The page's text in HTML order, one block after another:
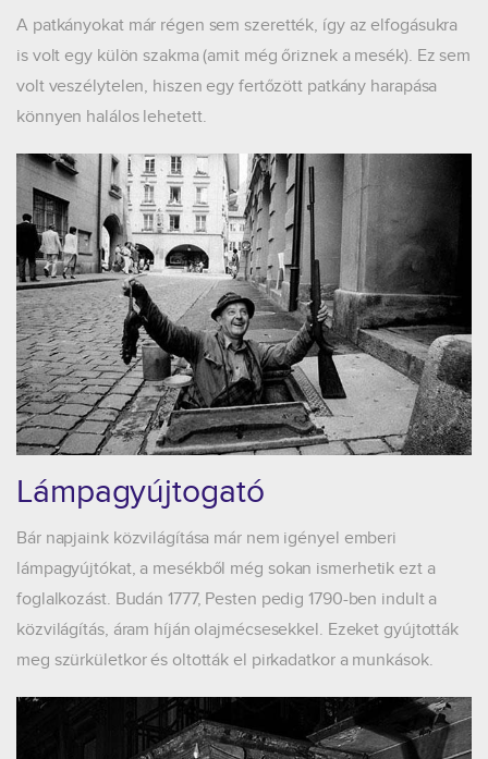
A patkányokat már régen sem szerették, így az elfogásukra
is volt egy külön szakma (amit még őriznek a mesék). Ez sem
volt veszélytelen, hiszen egy fertőzött patkány harapása
könnyen halálos lehetett.
Lámpagyújtogató
Bár napjaink közvilágítása már nem igényel emberi
lámpagyújtókat, a mesékből még sokan ismerhetik ezt a
foglalkozást. Budán 1777, Pesten pedig 1790-ben indult a
közvilágítás, áram híján olajmécsesekkel. Ezeket gyújtották
meg szürkületkor és oltották el pirkadatkor a munkások.